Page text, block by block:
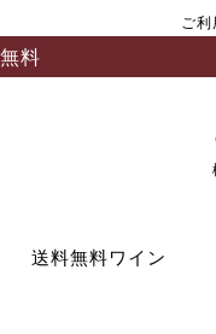
ご利
料
送料無料ワイン